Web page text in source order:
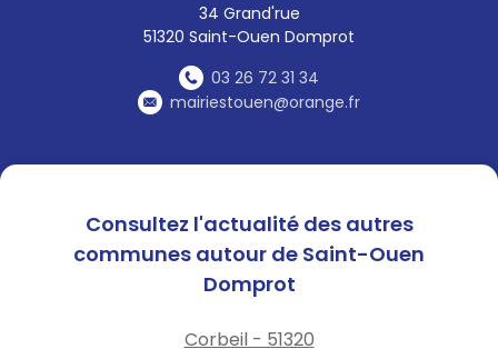
34 Grand'rue
51320 Saint-Ouen Domprot
03 26 72 31 34
mairiestouen@orange.fr
Consultez l'actualité des autres
communes autour de Saint-Ouen
Domprot
Corbeil - 51320